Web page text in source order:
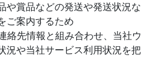
や賞品などの発送や発送状況な
ご案内するため
情報と組み合わせ、当社ウ
況や当社サービス利用状況を把